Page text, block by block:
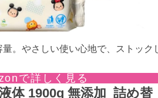
。やさしい使い心地で、ストック
で詳しく見る
体 1900g 無添加 詰め替